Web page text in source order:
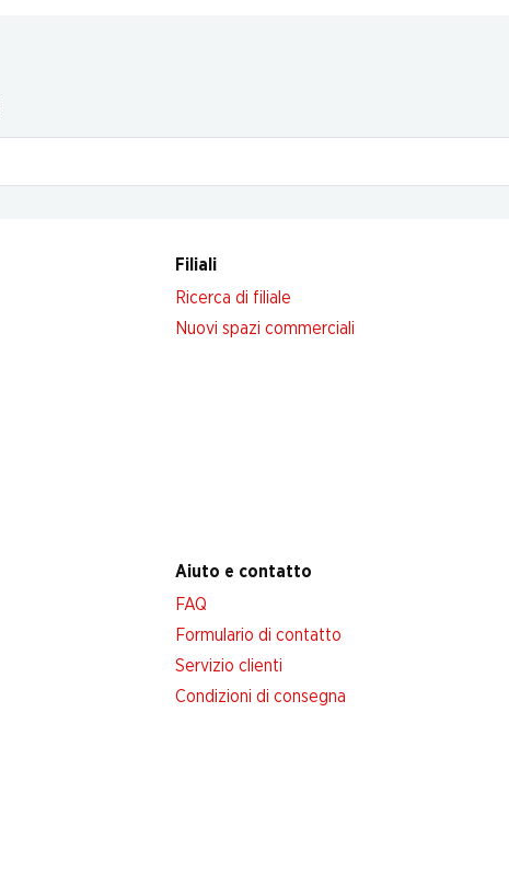
Filiali
Ricerca di filiale
Nuovi spazi commerciali
Aiuto e contatto
FAQ
Formulario di contatto
Servizio clienti
Condizioni di consegna